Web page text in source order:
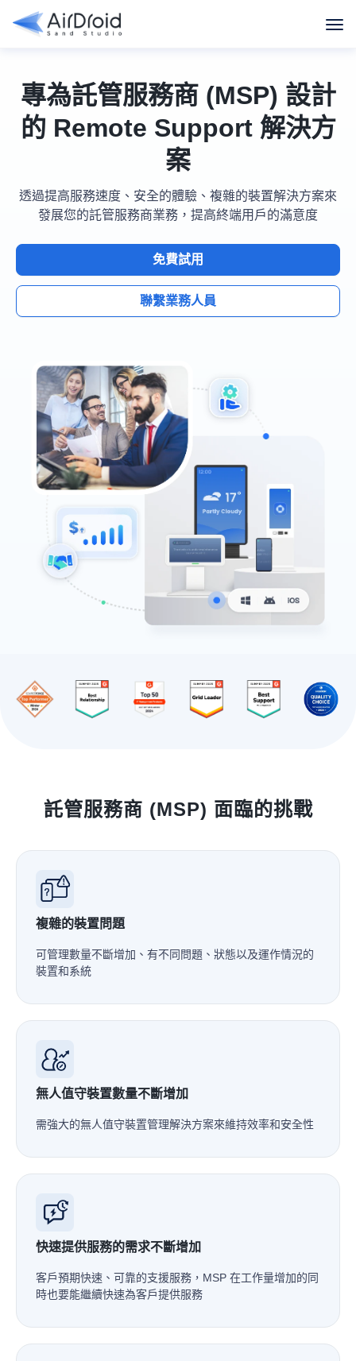
專為託管服務商 (MSP) 設計
的 Remote Support 解決方
案
透過提高服務速度、安全的體驗、複雜的裝置解決方案來
發展您的託管服務商業務，提高終端用戶的滿意度
免費試用
聯繫業務人員
託管服務商 (MSP) 面臨的挑戰
複雜的裝置問題
可管理數量不斷增加、有不同問題、狀態以及運作情況的
裝置和系統
無人值守裝置數量不斷增加
需強大的無人值守裝置管理解決方案來維持效率和安全性
快速提供服務的需求不斷增加
客戶預期快速、可靠的支援服務，MSP 在工作量增加的同
時也要能繼續快速為客戶提供服務